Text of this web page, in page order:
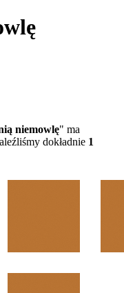
niemowlę" ma
dokładnie 1